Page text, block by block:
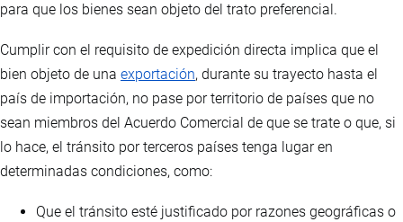
para que los bienes sean objeto del trato preferencial.
Cumplir con el requisito de expedición directa implica que el
bien objeto de una exportación, durante su trayecto hasta el
país de importación, no pase por territorio de países que no
sean miembros del Acuerdo Comercial de que se trate o que, si
lo hace, el tránsito por terceros países tenga lugar en
determinadas condiciones, como:
Que el tránsito esté justificado por razones geográficas o